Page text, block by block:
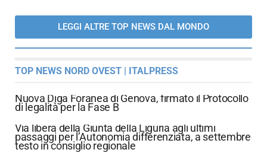
LEGGI ALTRE TOP NEWS DAL MONDO
TOP NEWS NORD OVEST | ITALPRESS
Nuova Diga Foranea di Genova, firmato il Protocollo
di legalità per la Fase B
Via libera della Giunta della Liguria agli ultimi
passaggi per l’Autonomia differenziata, a settembre
testo in consiglio regionale